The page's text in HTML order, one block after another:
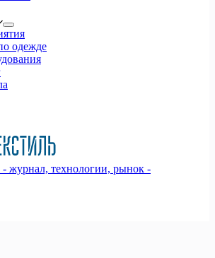
одежде
журнал, технологии, рынок -